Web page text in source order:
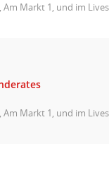
Am Markt 1, und im
Am Markt 1, und im